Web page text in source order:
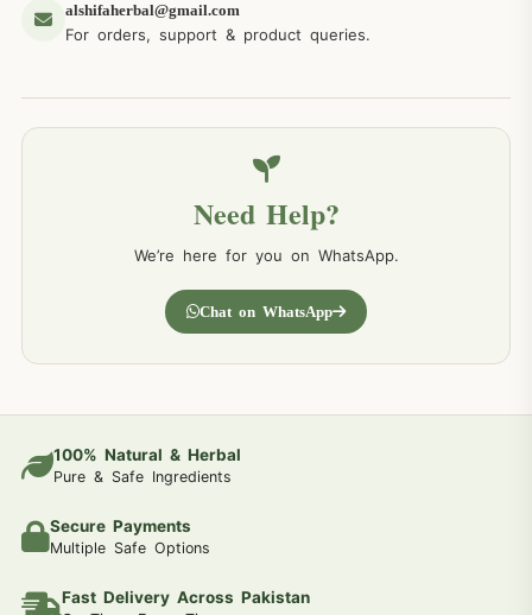
alshifaherbal@gmail.com
For orders, support & product queries.
Need Help?
We’re here for you on WhatsApp.
Chat on WhatsApp
100% Natural & Herbal
Pure & Safe Ingredients
Secure Payments
Multiple Safe Options
Fast Delivery Across Pakistan